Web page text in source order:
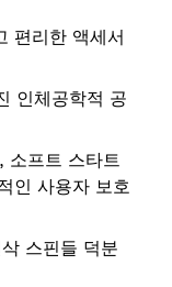
편리한 액세서
인체공학적 공
프트 스타트
인 사용자 보호
스핀들 덕분